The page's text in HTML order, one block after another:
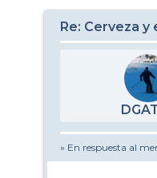
Re: Cerveza y
» En respuesta al